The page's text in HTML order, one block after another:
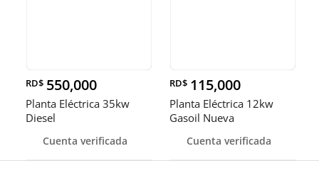
RD$ 550,000
Planta Eléctrica 35kw
Diesel
Cuenta verificada
RD$ 115,000
Planta Eléctrica 12kw
Gasoil Nueva
Cuenta verificada